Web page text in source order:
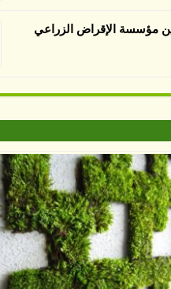
مؤسسة الإقراض الزراعي